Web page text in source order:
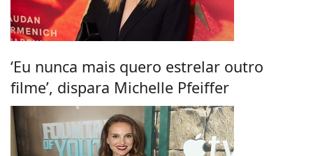
‘Eu nunca mais quero estrelar outro
filme’, dispara Michelle Pfeiffer